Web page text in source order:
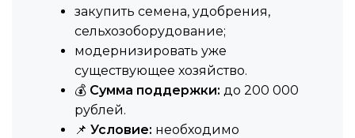
закупить семена, удобрения,
сельхозоборудование;
модернизировать уже
существующее хозяйство.
💰 Сумма поддержки: до 200 000
рублей.
📌 Условие: необходимо